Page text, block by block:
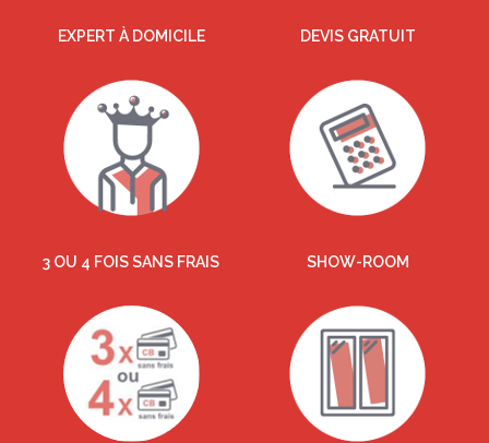
EXPERT À DOMICILE DEVIS GRATUIT
3 OU 4 FOIS SANS FRAIS SHOW-ROOM